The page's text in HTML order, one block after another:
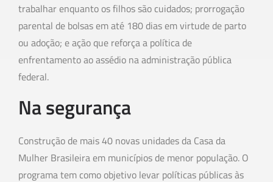
trabalhar enquanto os filhos são cuidados; prorrogação
parental de bolsas em até 180 dias em virtude de parto
ou adoção; e ação que reforça a política de
enfrentamento ao assédio na administração pública
federal.
Na segurança
Construção de mais 40 novas unidades da Casa da
Mulher Brasileira em municípios de menor população. O
programa tem como objetivo levar políticas públicas às